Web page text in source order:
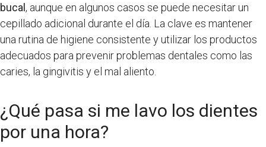
bucal, aunque en algunos casos se puede necesitar un
cepillado adicional durante el día. La clave es mantener
una rutina de higiene consistente y utilizar los productos
adecuados para prevenir problemas dentales como las
caries, la gingivitis y el mal aliento.
¿Qué pasa si me lavo los dientes
por una hora?